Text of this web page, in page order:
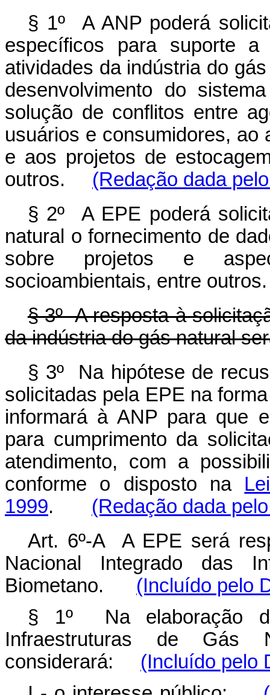
§ 1º A ANP poderá
específicos para suporte
atividades da indústria do
desenvolvimento do
solução de conflitos entre
usuários e consumidores,
e aos projetos de
outros. (Redação dada
§ 2º A EPE poderá
natural o fornecimento de
sobre projetos e
socioambientais, entre outros.
§ 3º A resposta à
da indústria do gás natural
§ 3º Na hipótese de
solicitadas pela EPE na
informará à ANP para que
para cumprimento da
atendimento, com a
conforme o disposto na
1999. (Redação dada
Art. 6º-A A EPE será
Nacional Integrado das
Biometano. (Incluído pelo
§ 1º Na elaboração
Infraestruturas de
considerará: (Incluído pelo